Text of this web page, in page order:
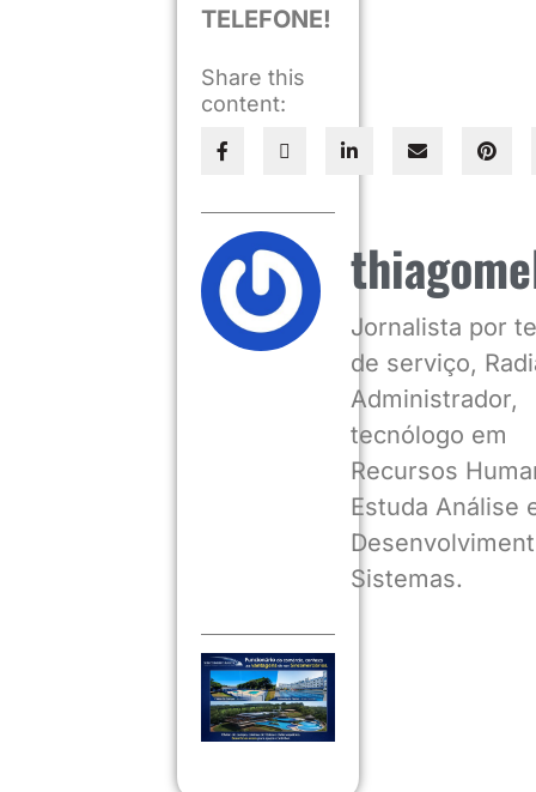
TELEFONE!
Share this
content:
Jornalista por
de serviço,
Administrador,
tecnólogo em
Recursos
Estuda Análise
Sistemas.